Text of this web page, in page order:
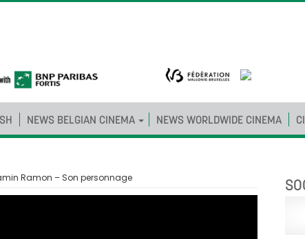
NEWS BELGIAN CINEMA NEWS WORLDWIDE CINEMA
Ramon – Son personnage